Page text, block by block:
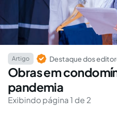
Artigo Destaque dos
Obras em
pandemia
Exibindo página 1 de 2